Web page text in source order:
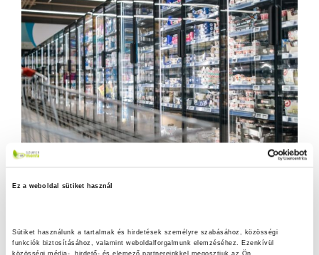
Ez a weboldal sütiket használ
Sütiket használunk a tartalmak és hirdetések személyre szabásához, közösségi
funkciók biztosításához, valamint weboldalforgalmunk elemzéséhez. Ezenkívül
közösségi média-, hirdető- és elemező partnereinkkel megosztjuk az Ön